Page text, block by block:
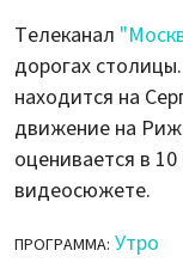
Телеканал
дорогах
находится на
движение на
оценивается в
видеосюжете.
ПРОГРАММА: Утро